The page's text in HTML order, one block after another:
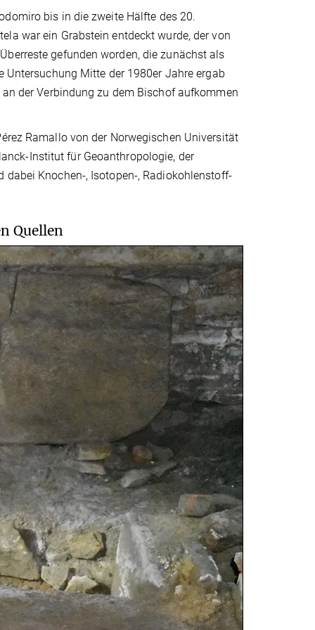
bis in die zweite Hälfte des 20.
war ein Grabstein entdeckt wurde, der von
gefunden worden, die zunächst als
Untersuchung Mitte der 1980er Jahre ergab
der Verbindung zu dem Bischof aufkommen
Ramallo von der Norwegischen Universität
Institut für Geoanthropologie, der
Knochen-, Isotopen-, Radiokohlenstoff-
Quellen